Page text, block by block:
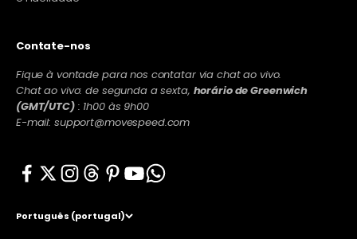
Contate-nos
Fique à vontade para nos contatar via chat ao vivo.
Chat ao vivo: de segunda a sexta, horário de Greenwich
(GMT/UTC): 1h00 às 9h00
E-mail: support@movespeed.com
Português (portugal)